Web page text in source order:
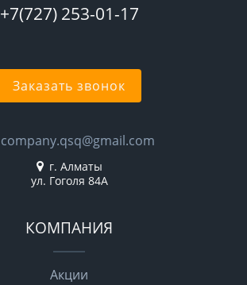
+7(727) 253-01-17
Заказать звонок
company.qsq@gmail.com
г. Алматы
ул. Гоголя 84А
КОМПАНИЯ
Акции